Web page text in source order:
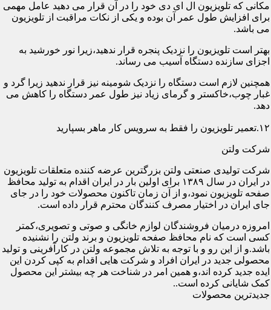
مکانی که تلویزیون ال ای دی خود را در آن قرار می دهید عامل مهمی
برای افزایش طول عمر آن بوده و یکی از نکات مراقبت از تلویزیون
می باشد.
بهتر است تلویزیون را نزدیک پنجره قرار ندهید،زیرا نور خورشید به
اجزای سازنده دستگاه آسیب می رساند.
همچنین لازم است دستگاه را نزدیک شومینه نیز قرار ندهید زیرا گرد و
غبار چوب،خاکستر و گرمای زیاد نیز طول عمر دستگاه را کاهش می
دهد.
۱۲.تعمیر تلویزیون را فقط به سرویس کار ماهر بسپارید
شرکت ولتن
شرکت تولیدی صنعتی ولتن بزرگترین عرضه کننده متعلقات تلویزیون
در ایران در سال ۱۳۸۹ برای اولین بار در ایران اقدام به تولید محافظ
صفحه تلویزیون نمود،و از آن زمان تاکنون محصولات خود را در جای
جای ایران در اختیار مصرف کنندگان محترم قرار داده است.
امروزه درمیان فروشندگان لوازم خانگی و صوتی و تصویری،کمتر
کسی است که نام محافظ صفحه تلویزیون و برند ولتن را نشنیده
باشد.و از این رو و با توجه به تلاش مجموعه ولتن در کارآفرینی و تولید
محصولی جدید در ایران افراد و شرکت هایی اقدام به کپی کردن این
ایده جدید کرده اند،و همین امر در شناخت هر چه بیشتر این محصول
کمک شایانی کرده است..
جدیدترین محصولات